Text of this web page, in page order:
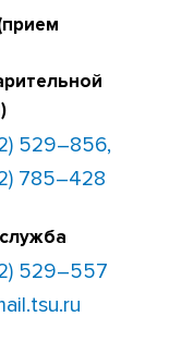
529–856,
785–428
529–557